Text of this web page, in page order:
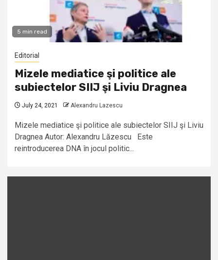
5 min read
Editorial
Mizele mediatice şi politice ale
subiectelor SIIJ şi Liviu Dragnea
July 24, 2021 Alexandru Lazescu
Mizele mediatice şi politice ale subiectelor SIIJ şi Liviu
Dragnea Autor: Alexandru Lăzescu Este
reintroducerea DNA în jocul politic...